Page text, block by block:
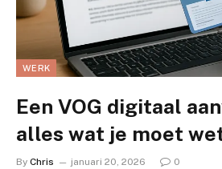
WERK
Een VOG digitaal
alles wat je moet
By Chris januari 20, 2026 0